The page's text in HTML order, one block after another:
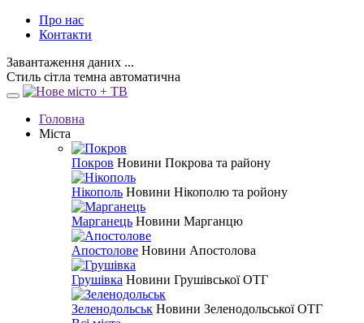
Про нас
Контакти
Завантаження даних ...
Стиль сітла темна автоматична
Головна
Міста
Покров Новини Покрова та району
Нікополь Новини Нікополю та ройону
Марганець Новини Марганцю
Апостолове Новини Апостолова
Грушівка Новини Грушівської ОТГ
Зеленодольськ Новини Зеленодольської ОТГ